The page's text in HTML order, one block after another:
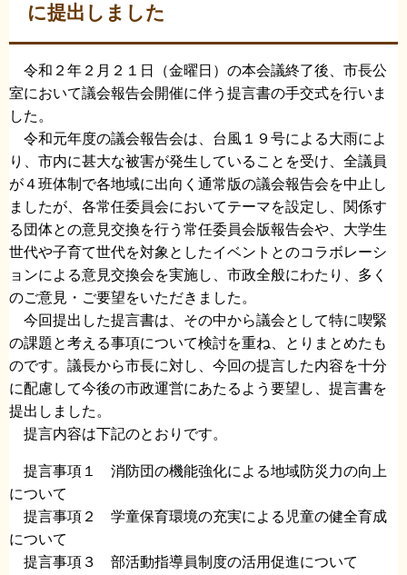
に提出しました
令和２年２月２１日（金曜日）の本会議終了後、市長公
室において議会報告会開催に伴う提言書の手交式を行いま
した。
令和元年度の議会報告会は、台風１９号による大雨によ
り、市内に甚大な被害が発生していることを受け、全議員
が４班体制で各地域に出向く通常版の議会報告会を中止し
ましたが、各常任委員会においてテーマを設定し、関係す
る団体との意見交換を行う常任委員会版報告会や、大学生
世代や子育て世代を対象としたイベントとのコラボレーシ
ョンによる意見交換会を実施し、市政全般にわたり、多く
のご意見・ご要望をいただきました。
今回提出した提言書は、その中から議会として特に喫緊
の課題と考える事項について検討を重ね、とりまとめたも
のです。議長から市長に対し、今回の提言した内容を十分
に配慮して今後の市政運営にあたるよう要望し、提言書を
提出しました。
提言内容は下記のとおりです。
提言事項１ 消防団の機能強化による地域防災力の向上
について
提言事項２ 学童保育環境の充実による児童の健全育成
について
提言事項３ 部活動指導員制度の活用促進について